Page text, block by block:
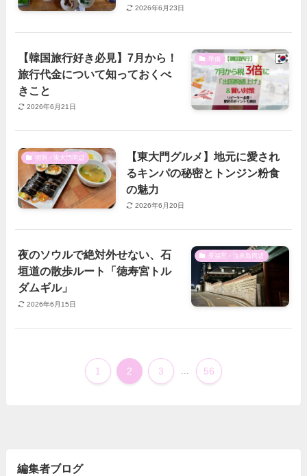
2026年6月23日
準備
【韓国旅行好き必見】7月から！
旅行代金について知っておくべ
きこと
2026年6月21日
明洞・東大門周辺
【東大門グルメ】地元に愛され
るキンパの秘密とトンジン粉食
の魅力
2026年6月20日
景福宮・汝矣島周辺
夜のソウルで絶対外せない、石
垣道の散歩ルート「徳寿宮トル
ダムギル」
2026年6月15日
1 2 3 ... 56
編集者ブログ